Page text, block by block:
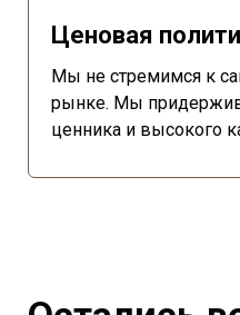
Ценовая
Мы не стремимся к
рынке. Мы
ценника и высокого